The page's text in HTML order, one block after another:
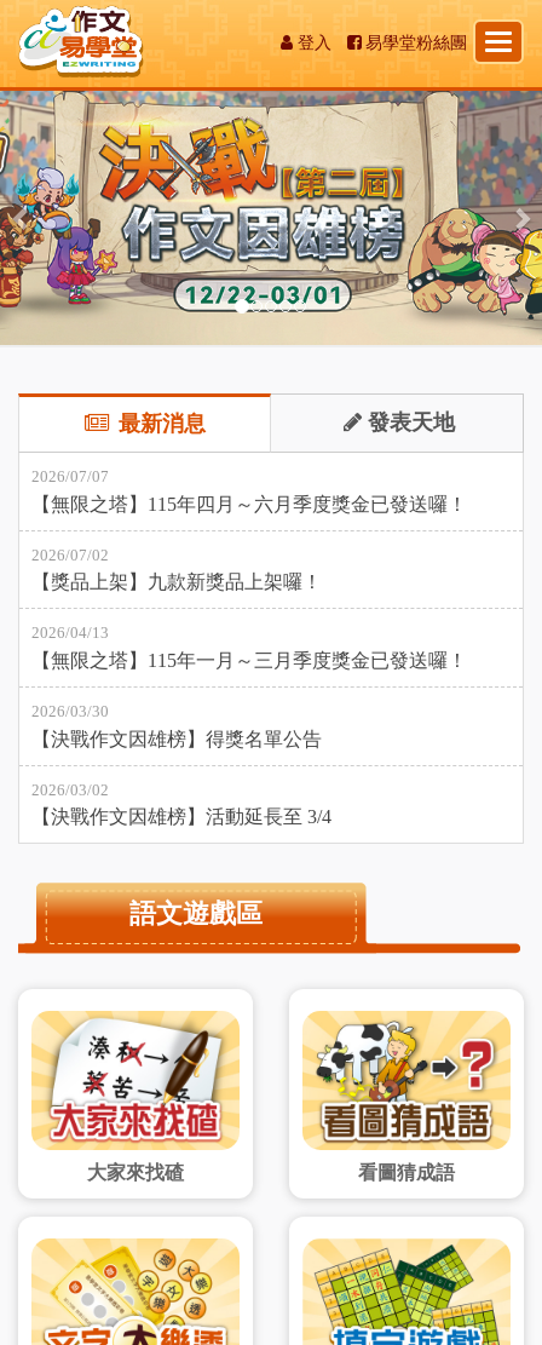
登入 易學堂粉絲團
Previous
最新消息 發表天地
2026/07/07
【無限之塔】115年四月～六月季度獎金已發送囉！
2026/07/02
【獎品上架】九款新獎品上架囉！
2026/04/13
【無限之塔】115年一月～三月季度獎金已發送囉！
2026/03/30
【決戰作文因雄榜】得獎名單公告
2026/03/02
【決戰作文因雄榜】活動延長至 3/4
語文遊戲區
大家來找碴 看圖猜成語